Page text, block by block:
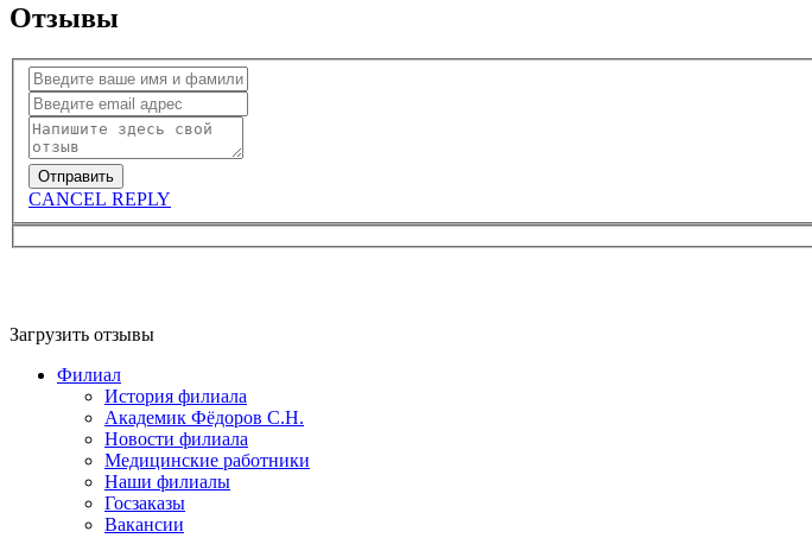
Отзывы
CANCEL REPLY
Загрузить отзывы
Филиал
История филиала
Академик Фёдоров С.Н.
Новости филиала
Медицинские работники
Наши филиалы
Госзаказы
Вакансии